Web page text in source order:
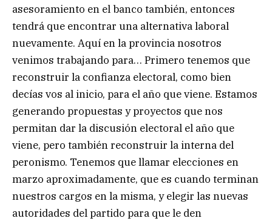
asesoramiento en el banco también, entonces
tendrá que encontrar una alternativa laboral
nuevamente. Aquí en la provincia nosotros
venimos trabajando para… Primero tenemos que
reconstruir la confianza electoral, como bien
decías vos al inicio, para el año que viene. Estamos
generando propuestas y proyectos que nos
permitan dar la discusión electoral el año que
viene, pero también reconstruir la interna del
peronismo. Tenemos que llamar elecciones en
marzo aproximadamente, que es cuando terminan
nuestros cargos en la misma, y elegir las nuevas
autoridades del partido para que le den